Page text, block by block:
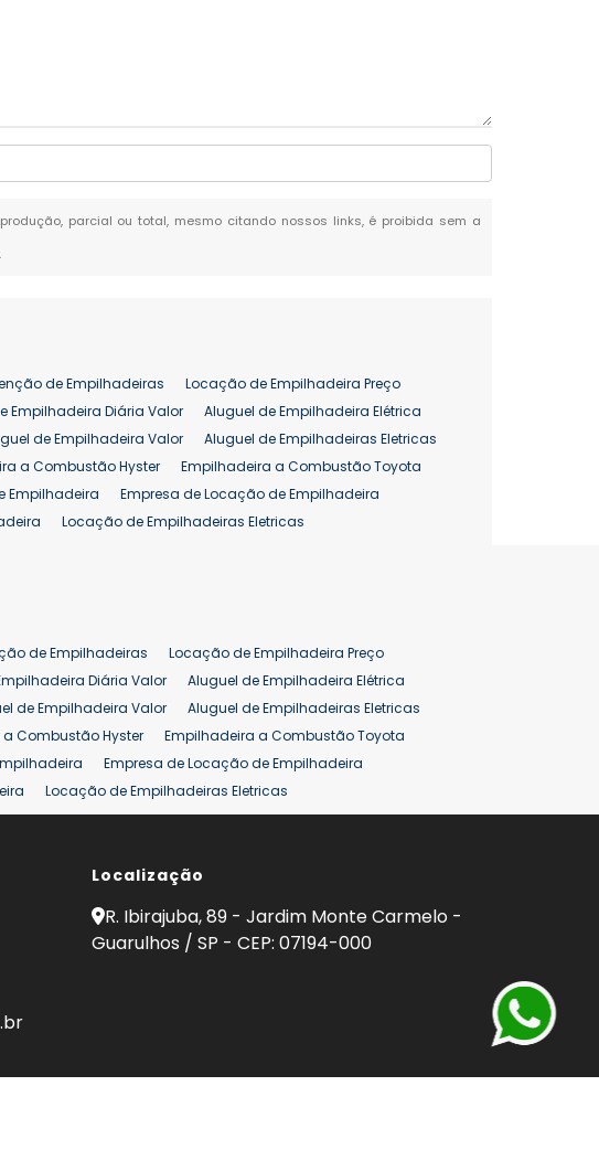
parcial ou total, mesmo citando nossos links, é proibida sem a
.
de Empilhadeiras
Locação de Empilhadeira Preço
Empilhadeira Diária Valor
Aluguel de Empilhadeira Elétrica
de Empilhadeira Valor
Aluguel de Empilhadeiras Eletricas
a Combustão Hyster
Empilhadeira a Combustão Toyota
Empilhadeira
Empresa de Locação de Empilhadeira
Locação de Empilhadeiras Eletricas
a Combustão 25 ton
Preço de Empilhadeira 25 ton
de Empilhadeiras
Locação de Empilhadeira Preço
Diária Valor
Aluguel de Empilhadeira Elétrica
de Empilhadeira Valor
Aluguel de Empilhadeiras Eletricas
Combustão Hyster
Empilhadeira a Combustão Toyota
Empresa de Locação de Empilhadeira
Locação de Empilhadeiras Eletricas
Manutenção de Empilhadeiras
Comprar Empilhadeira Hyster
Empilhadeira 25 ton Venda Empilhadeiras 25 ton
Localização
R. Ibirajuba, 89 - Jardim Monte Carmelo -
Guarulhos / SP - CEP: 07194-000